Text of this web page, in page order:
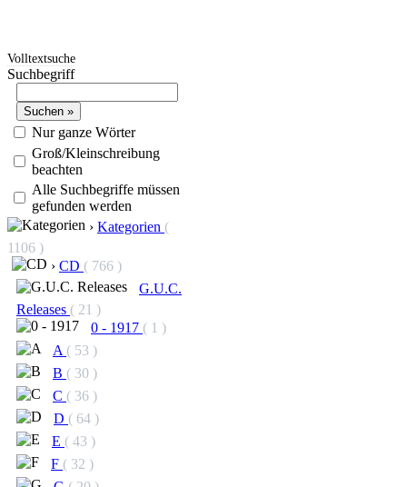
Volltextsuche
Suchbegriff
Nur ganze Wörter
Groß/Kleinschreibung
beachten
Alle Suchbegriffe müssen
gefunden werden
› Kategorien (
1106 )
› CD ( 766 )
G.U.C.
Releases ( 21 )
0 - 1917 ( 1 )
A ( 53 )
B ( 30 )
C ( 36 )
D ( 64 )
E ( 43 )
F ( 32 )